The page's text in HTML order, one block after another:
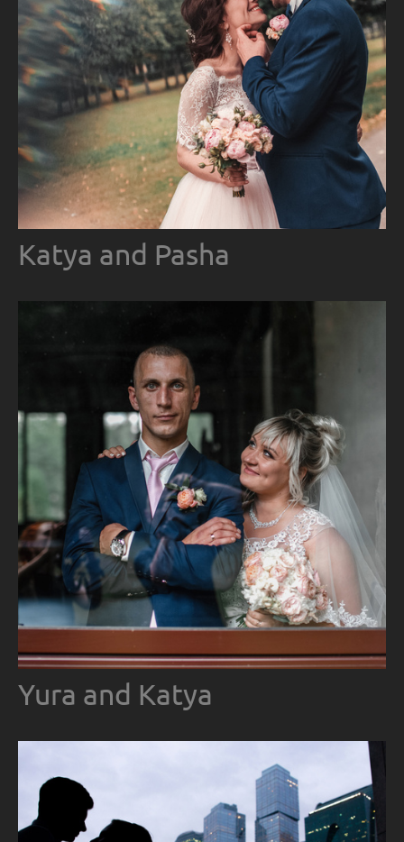
Katya and Pasha
Yura and Katya